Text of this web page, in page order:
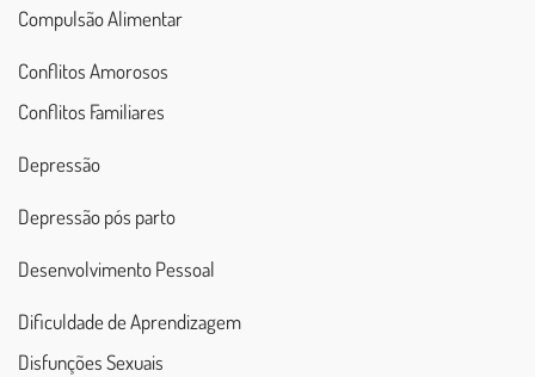
Compulsão Alimentar
Conflitos Amorosos
Conflitos Familiares
Depressão
Depressão pós parto
Desenvolvimento Pessoal
Dificuldade de Aprendizagem
Disfunções Sexuais